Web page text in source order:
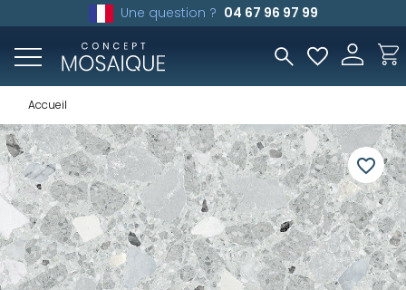
Une question ? 04 67 96 97 99
Accueil
favorite_border